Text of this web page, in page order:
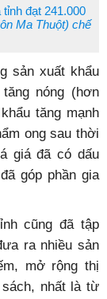
đạt 241.000
Ma Thuột) chế
sản xuất khẩu
nóng (hơn
tăng mạnh
ong sau thời
giá đã có dấu
góp phần gia
cũng đã tập
ra nhiều sản
mở rộng thị
nhất là từ